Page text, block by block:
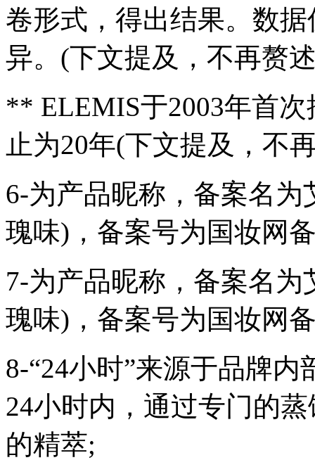
卷形式，得出结果。数
异。(下文提及，不再赘
** ELEMIS于2003年首
止为20年(下文提及，不
6-为产品昵称，备案名
瑰味)，备案号为国妆网
7-为产品昵称，备案名
瑰味)，备案号为国妆网
8-“24小时”来源于品牌
24小时内，通过专门的
的精萃;